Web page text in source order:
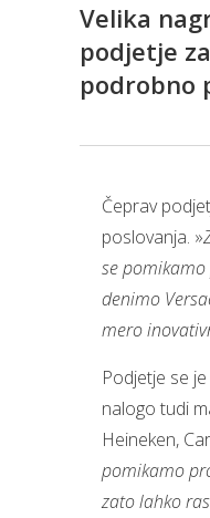
Velika
podjetje
podrobno
Čeprav
poslovanja. »
se
denimo
mero
Podjetje se
nalogo tudi
Heineken,
pomikamo
zato lahko